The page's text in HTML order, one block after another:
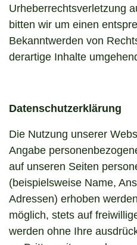
Urheberrechtsverletzung
bitten wir um einen
Bekanntwerden von
derartige Inhalte
Datenschutzerklärung
Die Nutzung unserer
Angabe
auf unseren Seiten
(beispielsweise Name,
Adressen) erhoben
möglich, stets auf
werden ohne Ihre